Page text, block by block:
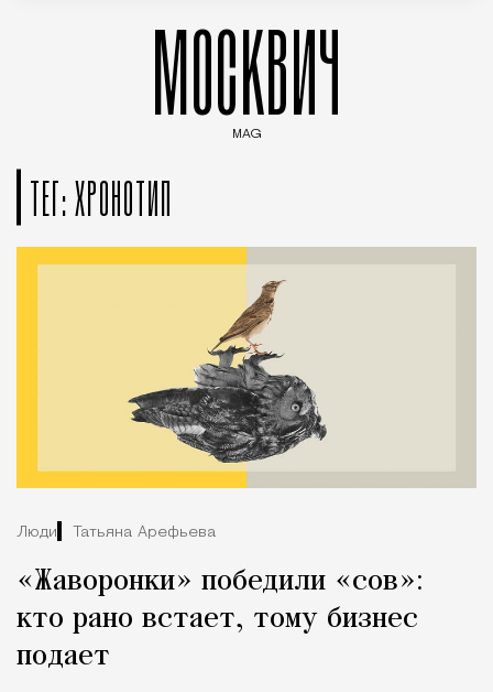
МОСКВИЧ
MAG
ТЕГ: ХРОНОТИП
Люди Татьяна Арефьева
«Жаворонки» победили «сов»:
кто рано встает, тому бизнес
подает